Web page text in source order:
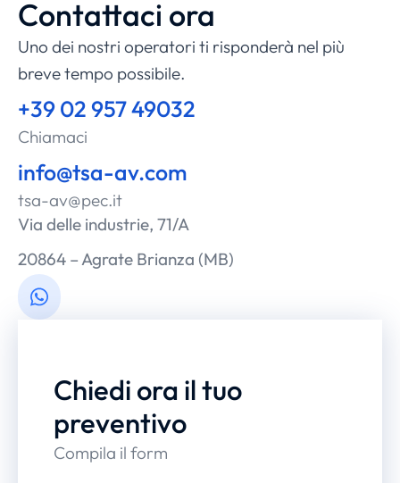
Contattaci ora
Uno dei nostri operatori ti risponderà nel più
breve tempo possibile.
+39 02 957 49032
Chiamaci
info@tsa-av.com
tsa-av@pec.it
Via delle industrie, 71/A
20864 – Agrate Brianza (MB)
Chiedi ora il tuo
preventivo
Compila il form